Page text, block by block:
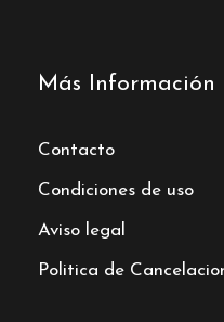
Más Información
Contacto
Condiciones de uso
Aviso legal
Politica de